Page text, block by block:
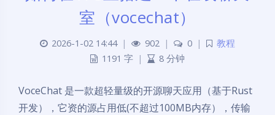
室（vocechat）
2026-1-02 14:44 | 902 | 0 |
教程
1191 字 | 8 分钟
VoceChat 是一款超轻量级的开源聊天应用（基于Rust
开发），它资的源占用低(不超过100MB内存），传输